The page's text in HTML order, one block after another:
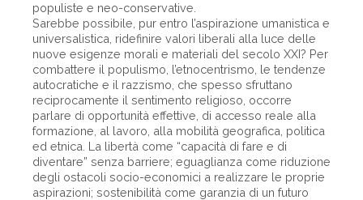
populiste e neo-conservative.
Sarebbe possibile, pur entro l’aspirazione umanistica e
universalistica, ridefinire valori liberali alla luce delle
nuove esigenze morali e materiali del secolo XXI? Per
combattere il populismo, l’etnocentrismo, le tendenze
autocratiche e il razzismo, che spesso sfruttano
reciprocamente il sentimento religioso, occorre
parlare di opportunità effettive, di accesso reale alla
formazione, al lavoro, alla mobilità geografica, politica
ed etnica. La libertà come “capacità di fare e di
diventare” senza barriere; eguaglianza come riduzione
degli ostacoli socio-economici a realizzare le proprie
aspirazioni; sostenibilità come garanzia di un futuro